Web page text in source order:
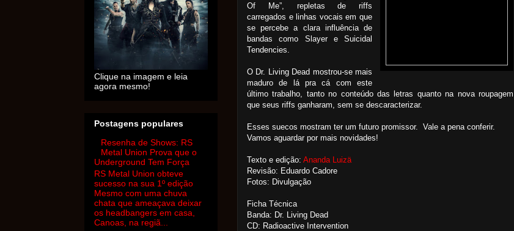
Of Me”, repletas de riffs
carregados e linhas vocais em que
se percebe a clara influência de
bandas como Slayer e Suicidal
Tendencies.
O Dr. Living Dead mostrou-se mais
maduro de lá pra cá com este
último trabalho, tanto no conteúdo das letras quanto na nova roupagem
que seus riffs ganharam, sem se descaracterizar.
Esses suecos mostram ter um futuro promissor. Vale a pena conferir.
Vamos aguardar por mais novidades!
Texto e edição: Ananda Luizä
Revisão: Eduardo Cadore
Fotos: Divulgação
Ficha Técnica
Banda: Dr. Living Dead
CD: Radioactive Intervention
Clique na imagem e leia
agora mesmo!
Postagens populares
Resenha de Shows: RS
Metal Union Prova que o
Underground Tem Força
RS Metal Union obteve
sucesso na sua 1º edição
Mesmo com uma chuva
chata que ameaçava deixar
os headbangers em casa,
Canoas, na regiã...